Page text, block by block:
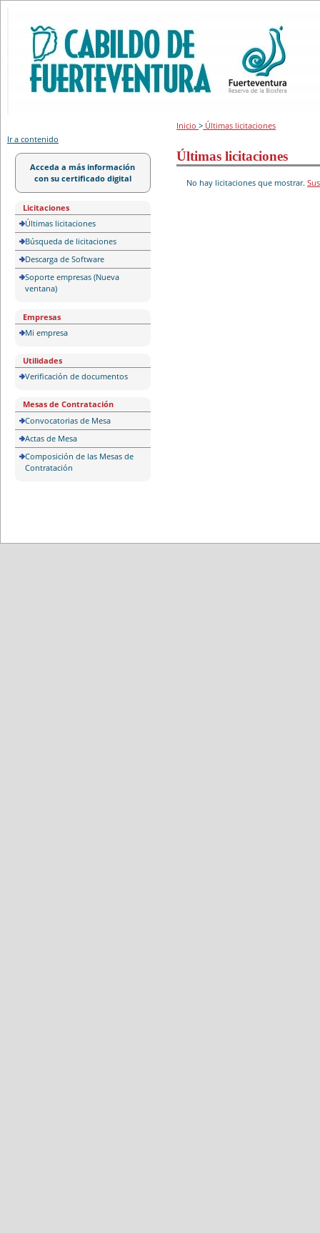
Ir a contenido
Acceda a más información
con su certificado digital
Licitaciones
Últimas licitaciones
Búsqueda de licitaciones
Descarga de Software
Soporte empresas (Nueva
ventana)
Empresas
Mi empresa
Utilidades
Verificación de documentos
Mesas de Contratación
Convocatorias de Mesa
Actas de Mesa
Composición de las Mesas de
Contratación
Inicio> Últimas licitaciones
Últimas licitaciones
No hay licitaciones que mostrar.